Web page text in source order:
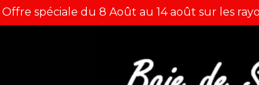
Offre spéciale du 8 Août au 14 août sur les